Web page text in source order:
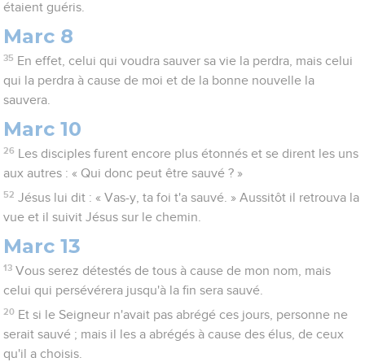
étaient guéris.
Marc 8
35 En effet, celui qui voudra sauver sa vie la perdra, mais celui
qui la perdra à cause de moi et de la bonne nouvelle la
sauvera.
Marc 10
26
Les disciples furent encore plus étonnés et se dirent les uns
aux autres : « Qui donc peut être sauvé ? »
52 Jésus lui dit : « Vas-y, ta foi t'a sauvé. » Aussitôt il retrouva la
vue et il suivit Jésus sur le chemin.
Marc 13
13 Vous serez détestés de tous à cause de mon nom, mais
celui qui persévérera jusqu'à la fin sera sauvé.
20 Et si le Seigneur n'avait pas abrégé ces jours, personne ne
serait sauvé ; mais il les a abrégés à cause des élus, de ceux
qu'il a choisis.